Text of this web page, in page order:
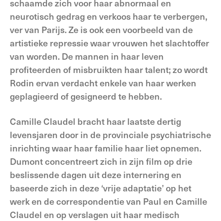
schaamde zich voor haar abnormaal en
neurotisch gedrag en verkoos haar te verbergen,
ver van Parijs. Ze is ook een voorbeeld van de
artistieke repressie waar vrouwen het slachtoffer
van worden. De mannen in haar leven
profiteerden of misbruikten haar talent; zo wordt
Rodin ervan verdacht enkele van haar werken
geplagieerd of gesigneerd te hebben.
Camille Claudel bracht haar laatste dertig
levensjaren door in de provinciale psychiatrische
inrichting waar haar familie haar liet opnemen.
Dumont concentreert zich in zijn film op drie
beslissende dagen uit deze internering en
baseerde zich in deze ‘vrije adaptatie’ op het
werk en de correspondentie van Paul en Camille
Claudel en op verslagen uit haar medisch